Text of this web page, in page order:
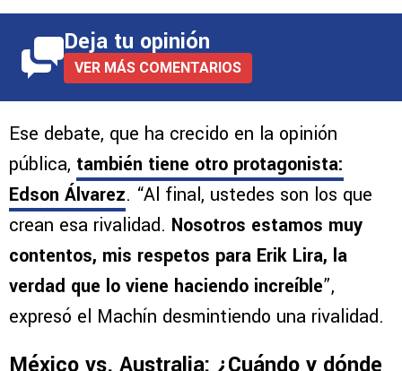
Deja tu opinión
VER MÁS COMENTARIOS
Ese debate, que ha crecido en la opinión
pública, también tiene otro protagonista:
Edson Álvarez. “Al final, ustedes son los que
crean esa rivalidad. Nosotros estamos muy
contentos, mis respetos para Erik Lira, la
verdad que lo viene haciendo increíble”,
expresó el Machín desmintiendo una rivalidad.